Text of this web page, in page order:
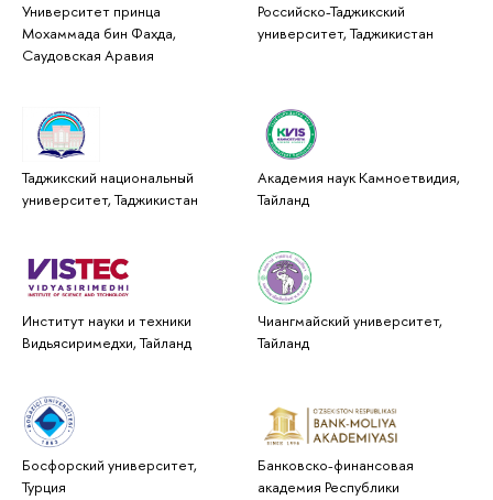
Университет принца
Мохаммада бин Фахда,
Саудовская Аравия
Российско-Таджикский
университет, Таджикистан
Таджикский национальный
университет, Таджикистан
Академия наук Камноетвидия,
Тайланд
Институт науки и техники
Видьясиримедхи, Тайланд
Чиангмайский университет,
Тайланд
Босфорский университет,
Турция
Банковско-финансовая
академия Республики